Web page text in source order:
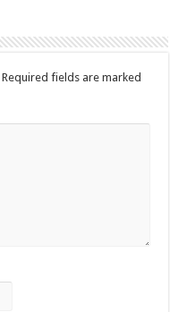
Required fields are marked